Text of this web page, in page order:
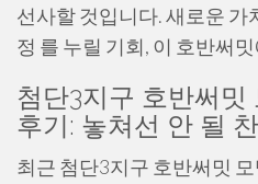
선사할 것입니다. 새로운 가
정 를 누릴 기회, 이 호반써
첨단3지구 호반써밋
후기: 놓쳐선 안 될
최근 첨단3지구 호반써밋